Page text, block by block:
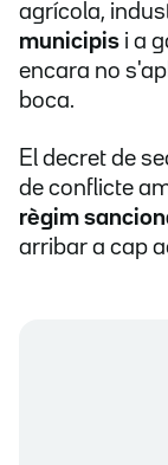
agrícola,
municipis i a
encara no
boca.
El decret de
de conflicte
règim
arribar a cap